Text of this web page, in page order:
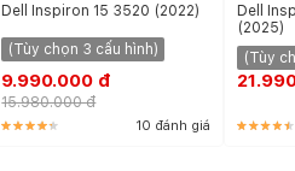
Dell Inspiron 15 3520 (2022)
(Tùy chọn 3 cấu hình)
9.990.000 đ
15.980.000 đ
10 đánh giá
Dell
(2025)
(Tùy